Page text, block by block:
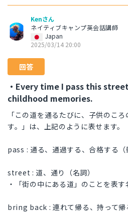
Kenさん
ネイティブキャンプ英会話講師
Japan
2025/03/14 20:00
回答
・Every time I pass this
childhood memories.
「この道を通るたびに、子供のこ
す。」は、上記のように表せます。
pass : 通る、通過する、合格する（
street : 道、通り（名詞）
・「街の中にある道」のことを表す
bring back : 連れて帰る、持って帰